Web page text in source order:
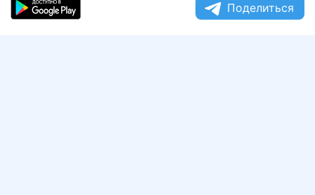
Поделиться